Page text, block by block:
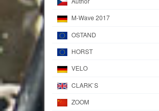
M-Wave 2017
OSTAND
HORST
VELO
CLARK`S
ZOOM